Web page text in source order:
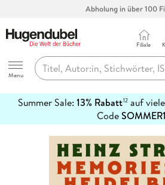
Abholung in über 100
Hugendubel
Menu
Filiale
Summer Sale: 13% Rabatt12auf
Code
erfahren